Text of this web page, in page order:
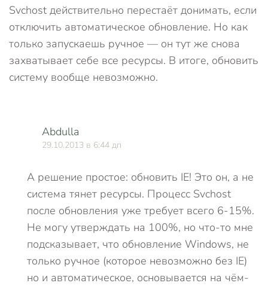
Svchost действительно перестаёт донимать, если
отключить автоматическое обновление. Но как
только запускаешь ручное — он тут же снова
захватывает себе все ресурсы. В итоге, обновить
систему вообще невозможно.
Abdulla
29.10.2013 в 6:44 дп
А решение простое: обновить IE! Это он, а не
система тянет ресурсы. Процесс Svchost
после обновления уже требует всего 6-15%.
Не могу утверждать на 100%, но что-то мне
подсказывает, что обновление Windows, не
только ручное (которое невозможно без IE)
но и автоматическое, основывается на чём-